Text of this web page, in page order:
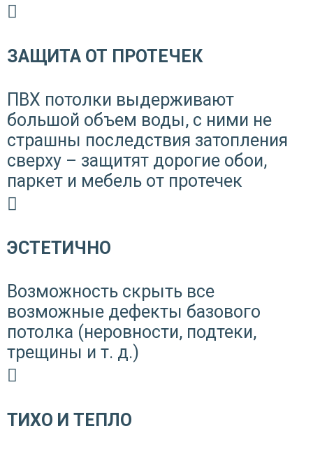
ЗАЩИТА ОТ ПРОТЕЧЕК
ПВХ потолки выдерживают
большой объем воды, с ними не
страшны последствия затопления
сверху – защитят дорогие обои,
паркет и мебель от протечек
ЭСТЕТИЧНО
Возможность скрыть все
возможные дефекты базового
потолка (неровности, подтеки,
трещины и т. д.)
ТИХО И ТЕПЛО